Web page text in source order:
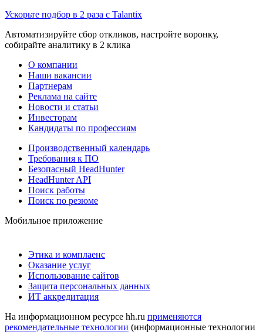
Ускорьте подбор в 2 раза с Talantix
Автоматизируйте сбор откликов, настройте воронку,
собирайте аналитику в 2 клика
О компании
Наши вакансии
Партнерам
Реклама на сайте
Новости и статьи
Инвесторам
Кандидаты по профессиям
Производственный календарь
Требования к ПО
Безопасный HeadHunter
HeadHunter API
Поиск работы
Поиск по резюме
Мобильное приложение
Этика и комплаенс
Оказание услуг
Использование сайтов
Защита персональных данных
ИТ аккредитация
На информационном ресурсе hh.ru применяются
рекомендательные технологии (информационные технологии